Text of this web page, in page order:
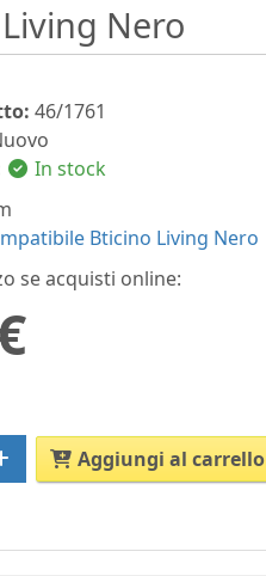
Nero
46/1761
In stock
Bticino Living Nero
se acquisti online:
Aggiungi al carrello